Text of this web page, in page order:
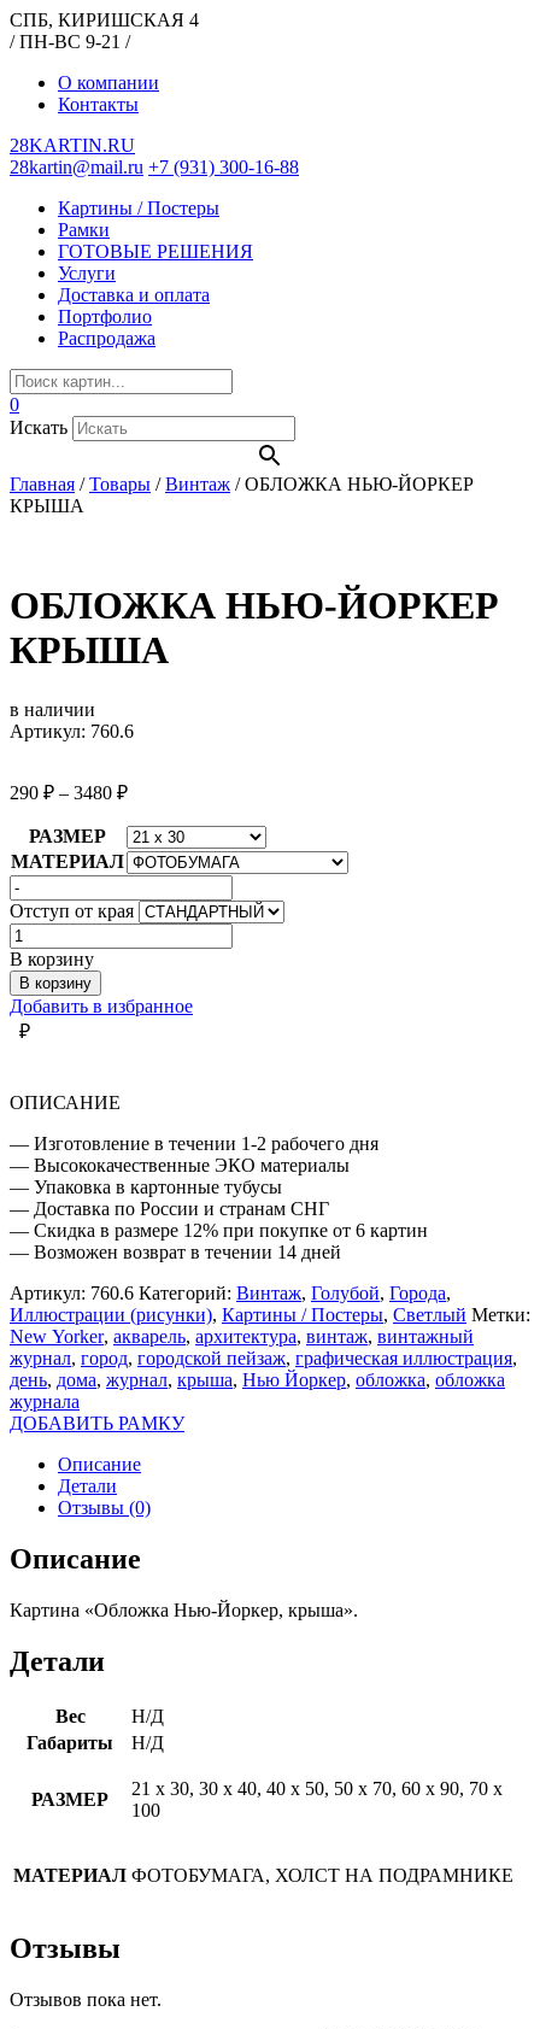
СПБ, КИРИШСКАЯ 4
/ ПН-ВС 9-21 /
О компании
Контакты
28KARTIN.RU
28kartin@mail.ru +7 (931) 300-16-88
Картины / Постеры
Рамки
ГОТОВЫЕ РЕШЕНИЯ
Услуги
Доставка и оплата
Портфолио
Распродажа
0
Искать
Главная /Товары /Винтаж /ОБЛОЖКА НЬЮ-ЙОРКЕР
КРЫША
ОБЛОЖКА НЬЮ-ЙОРКЕР
КРЫША
в наличии
Артикул: 760.6
290 ₽ – 3480 ₽
РАЗМЕР
МАТЕРИАЛ
Отступ от края
Количество
товара
ОБЛОЖКА
НЬЮ-
ЙОРКЕР
КРЫША
В корзину
В корзину
Добавить в избранное
₽
ОПИСАНИЕ
— Изготовление в течении 1-2 рабочего дня
— Высококачественные ЭКО материалы
— Упаковка в картонные тубусы
— Доставка по России и странам СНГ
— Скидка в размере 12% при покупке от 6 картин
— Возможен возврат в течении 14 дней
Артикул: 760.6 Категорий: Винтаж, Голубой, Города,
Иллюстрации (рисунки), Картины / Постеры, Светлый Метки:
New Yorker, акварель, архитектура, винтаж, винтажный
журнал, город, городской пейзаж, графическая иллюстрация,
день, дома, журнал, крыша, Нью Йоркер, обложка, обложка
журнала
ДОБАВИТЬ РАМКУ
Описание
Детали
Отзывы (0)
Описание
Картина «Обложка Нью-Йоркер, крыша».
Детали
Вес
Н/Д
Габариты
Н/Д
РАЗМЕР
21 х 30, 30 х 40, 40 х 50, 50 х 70, 60 х 90, 70 х
100
МАТЕРИАЛ ФОТОБУМАГА, ХОЛСТ НА ПОДРАМНИКЕ
Отзывы
Отзывов пока нет.